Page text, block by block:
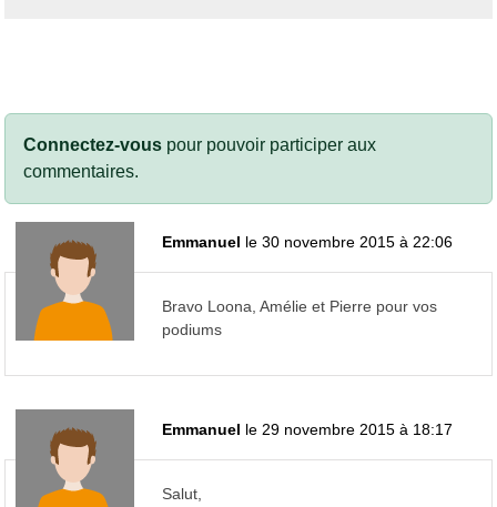
Connectez-vous pour pouvoir participer aux
commentaires.
Emmanuel le 30 novembre 2015 à 22:06
Bravo Loona, Amélie et Pierre pour vos
podiums
Emmanuel le 29 novembre 2015 à 18:17
Salut,